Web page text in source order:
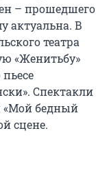
– прошедшего
актуальна. В
театра
«Женитьбу»
Спектакли
«Мой бедный
сцене.